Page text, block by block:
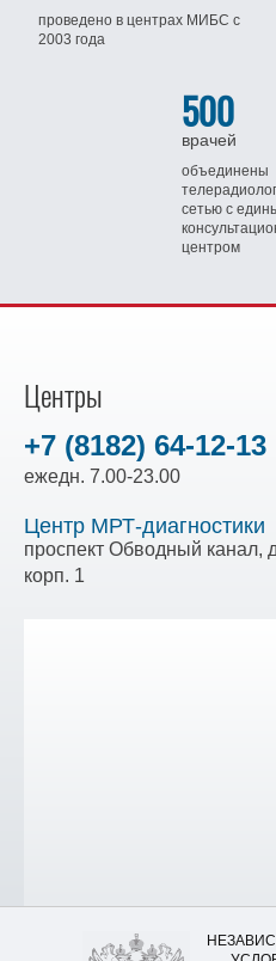
проведено в центрах МИБСс
2003 года
500
врачей
объединены
сетью с
центром
Центры
+7 (8182) 64-12-13
ежедн. 7.00-23.00
Центр МРТ-диагностики
проспект Обводный канал,
корп. 1